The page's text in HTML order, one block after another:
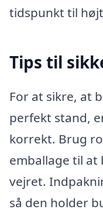
tidspunkt til
Tips til
For at sikre, at
perfekt stand,
korrekt. Brug
emballage til at
vejret.
så den holder